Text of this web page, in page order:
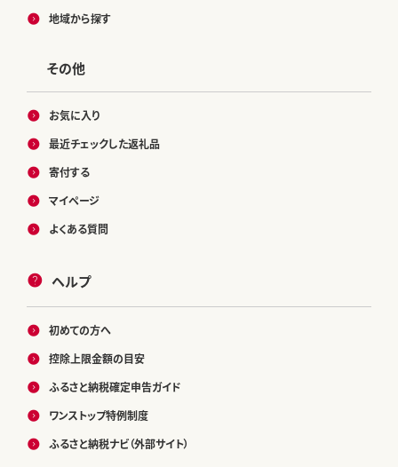
地域から探す
その他
お気に入り
最近チェックした返礼品
寄付する
マイページ
よくある質問
ヘルプ
初めての方へ
控除上限金額の目安
ふるさと納税確定申告ガイド
ワンストップ特例制度
ふるさと納税ナビ（外部サイト）